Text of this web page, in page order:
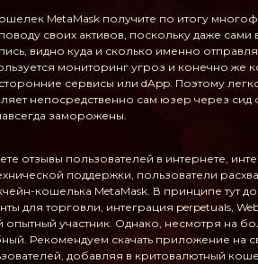
MetaMask получите по итогу
своих активов, поскольку даже
видно куда и сколько именно
мониторинг угроз и конечно
сервисы или dApp. Поэтому
непосредственно сам юзер через
заморожены.
отзывы пользователей в интернете,
поддержки, пользователи
кошелька MetaMask. В принципе тут
для торговли, интеграция perpetuals,
опытный участник. Однако, несмотря на
Рекомендуем скачать приложение на
добавляя в критовалютный